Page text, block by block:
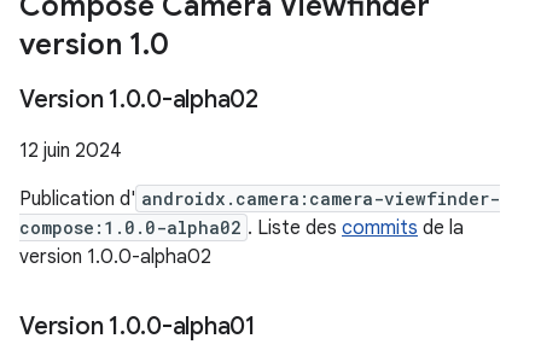
version 1.0
Version 1.0.0-alpha02
12 juin 2024
Publication d' androidx.camera:camera-viewfinder-
compose:1.0.0-alpha02 . Liste des commits de la
version 1.0.0-alpha02
Version 1.0.0-alpha01